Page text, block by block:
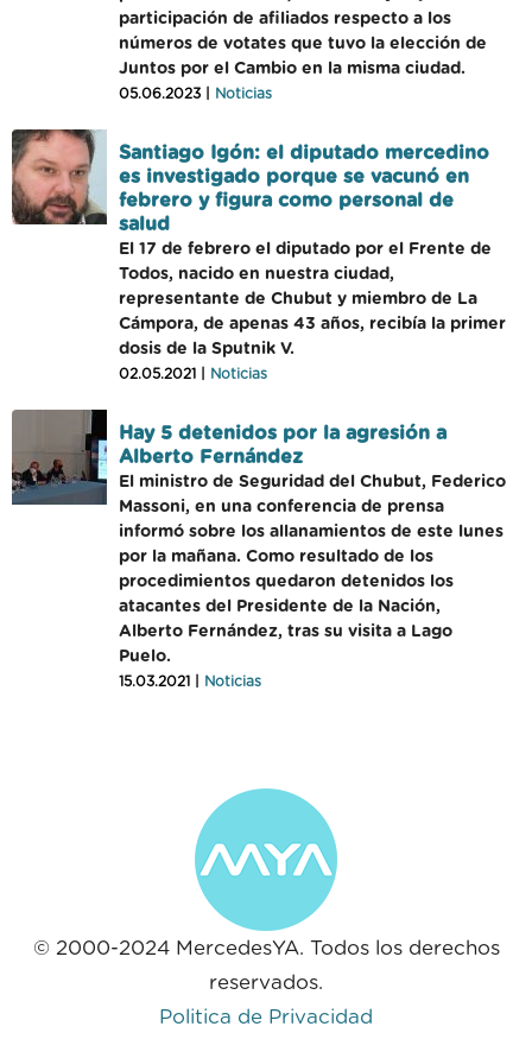
participación de afiliados respecto a los
números de votates que tuvo la elección de
Juntos por el Cambio en la misma ciudad.
05.06.2023 | Noticias
Santiago Igón: el diputado mercedino
es investigado porque se vacunó en
febrero y figura como personal de
salud
El 17 de febrero el diputado por el Frente de
Todos, nacido en nuestra ciudad,
representante de Chubut y miembro de La
Cámpora, de apenas 43 años, recibía la primer
dosis de la Sputnik V.
02.05.2021 | Noticias
Hay 5 detenidos por la agresión a
Alberto Fernández
El ministro de Seguridad del Chubut, Federico
Massoni, en una conferencia de prensa
informó sobre los allanamientos de este lunes
por la mañana. Como resultado de los
procedimientos quedaron detenidos los
atacantes del Presidente de la Nación,
Alberto Fernández, tras su visita a Lago
Puelo.
15.03.2021 | Noticias
© 2000-2024 MercedesYA. Todos los derechos
reservados.
Politica de Privacidad